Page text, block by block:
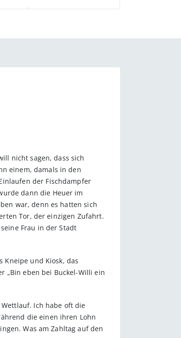
nicht sagen, dass sich
einem, damals in den
der Fischdampfer
dann die Heuer im
war, denn es hatten sich
Tor, der einzigen Zufahrt.
Frau in der Stadt
Kneipe und Kiosk, das
„Bin eben bei Buckel-Willi ein
Ich habe oft die
die einen ihren Lohn
Was am Zahltag auf den